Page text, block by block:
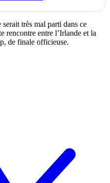
très mal parti dans ce
rencontre entre l’Irlande et la
de finale officieuse.